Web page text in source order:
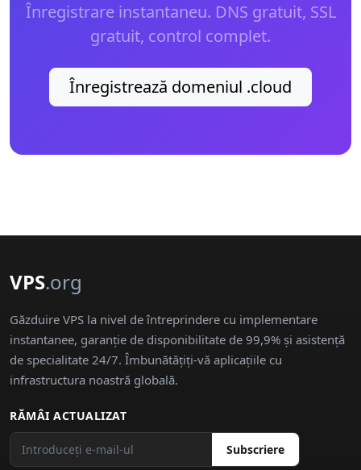
Înregistrare instantaneu. DNS gratuit, SSL
gratuit, control complet.
Înregistrează domeniul .cloud
VPS.org
Găzduire VPS la nivel de întreprindere cu implementare
instantanee, garanție de disponibilitate de 99,9% și asistență
de specialitate 24/7. Îmbunătățiți-vă aplicațiile cu
infrastructura noastră globală.
RĂMÂI ACTUALIZAT
Subscriere